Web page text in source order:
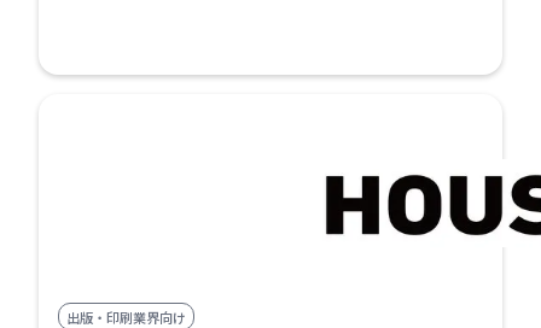
出版・印刷業界向け